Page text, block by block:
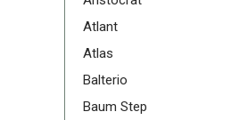
Atlant
Atlas
Balterio
Baum Step